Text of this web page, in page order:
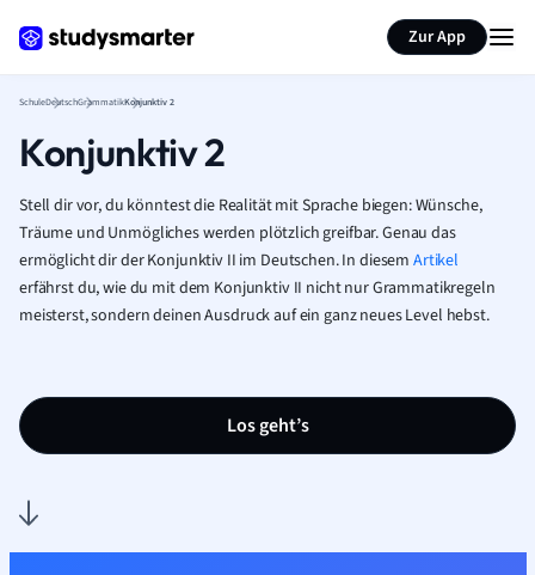
Zur App
SchuleDeutschGrammatikKonjunktiv 2
Konjunktiv 2
Stell dir vor, du könntest die Realität mit Sprache biegen: Wünsche,
Träume und Unmögliches werden plötzlich greifbar. Genau das
ermöglicht dir der Konjunktiv II im Deutschen. In diesemArtikel
erfährst du, wie du mit dem Konjunktiv II nicht nur Grammatikregeln
meisterst, sondern deinen Ausdruck auf ein ganz neues Level hebst.
Los geht’s
Seite zusammenfassen